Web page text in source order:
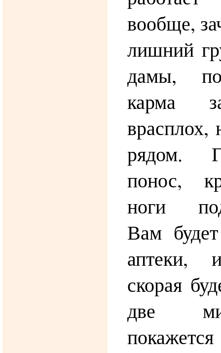
вообще,
лишний
дамы,
карма
врасплох,
рядом.
понос,
ноги
Вам
аптеки,
скорая
две